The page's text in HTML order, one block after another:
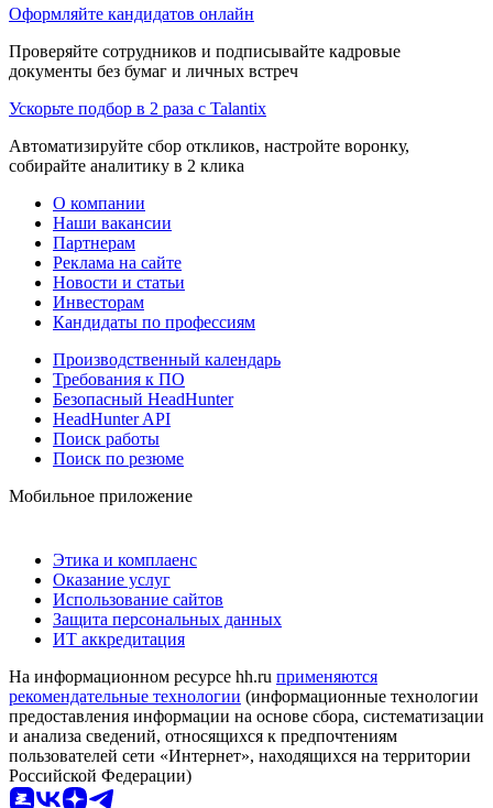
Оформляйте кандидатов онлайн
Проверяйте сотрудников и подписывайте кадровые
документы без бумаг и личных встреч
Ускорьте подбор в 2 раза с Talantix
Автоматизируйте сбор откликов, настройте воронку,
собирайте аналитику в 2 клика
О компании
Наши вакансии
Партнерам
Реклама на сайте
Новости и статьи
Инвесторам
Кандидаты по профессиям
Производственный календарь
Требования к ПО
Безопасный HeadHunter
HeadHunter API
Поиск работы
Поиск по резюме
Мобильное приложение
Этика и комплаенс
Оказание услуг
Использование сайтов
Защита персональных данных
ИТ аккредитация
На информационном ресурсе hh.ru применяются
рекомендательные технологии (информационные технологии
предоставления информации на основе сбора, систематизации
и анализа сведений, относящихся к предпочтениям
пользователей сети «Интернет», находящихся на территории
Российской Федерации)